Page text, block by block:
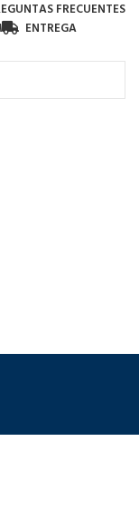
FRECUENTES
ENTREGA